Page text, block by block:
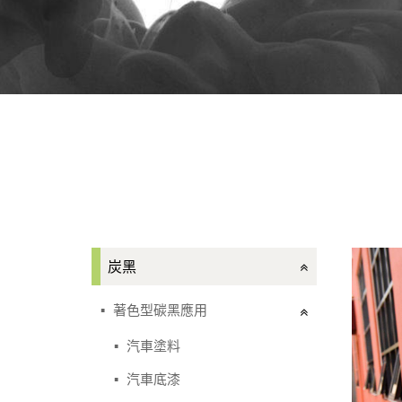
炭黑
著色型碳黑應用
汽車塗料
汽車底漆